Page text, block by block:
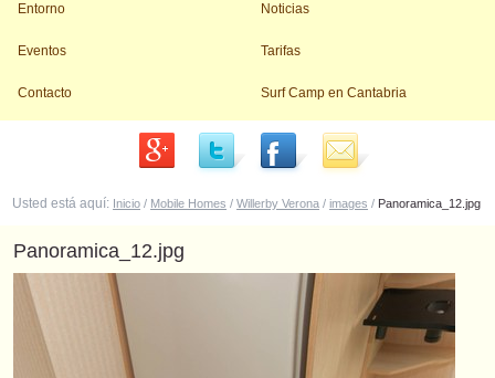
Entorno Noticias
Eventos Tarifas
Contacto Surf Camp en Cantabria
Usted está aquí: Inicio / Mobile Homes /Willerby Verona /images / Panoramica_12.jpg
Panoramica_12.jpg